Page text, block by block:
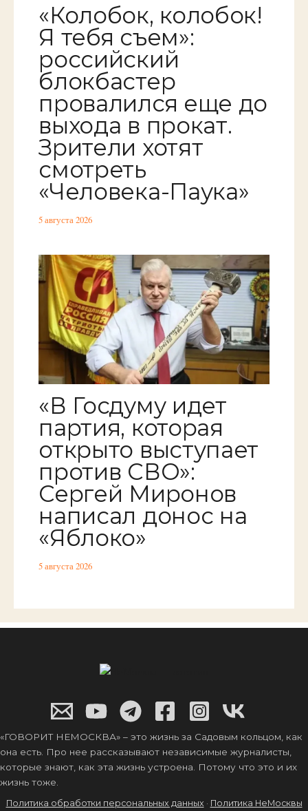
«Колобок, колобок!
Я тебя съем»:
российский
блокбастер
провалился еще до
выхода в прокат.
Зрители хотят
смотреть
«Человека-Паука»
5 августа 2026
«В Госдуму идет
партия, которая
открыто выступает
против СВО»:
Сергей Миронов
написал донос на
«Яблоко»
5 августа 2026
«ГОВОРИТ НЕМОСКВА» – это жизнь за Садовым кольцом, как
она есть. Про нее рассказывают независимые журналисты,
которые знают, как эта жизнь устроена. Потому что это и их
жизнь тоже.
Политика обработки персональных данных · Политика НеМосквы